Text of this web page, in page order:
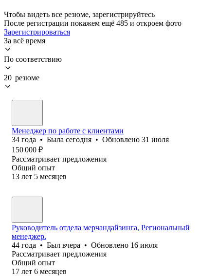
Чтобы видеть все резюме, зарегистрируйтесь
После регистрации покажем ещё 485 и откроем фото
Зарегистрироваться
За всё время
По соответствию
20 резюме
Менеджер по работе с клиентами
34 года • Была сегодня • Обновлено 31 июля
150 000 ₽
Рассматривает предложения
Общий опыт
13 лет 5 месяцев
Руководитель отдела мерчандайзинга, Региональный
менеджер.
44 года • Был вчера • Обновлено 16 июля
Рассматривает предложения
Общий опыт
17 лет 6 месяцев